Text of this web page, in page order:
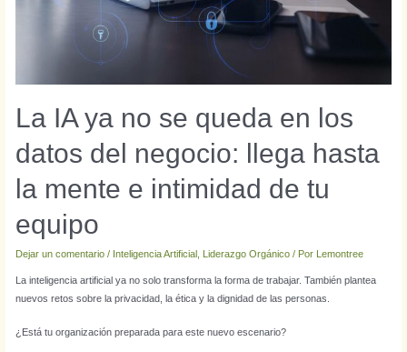
La IA ya no se queda en los
datos del negocio: llega hasta
la mente e intimidad de tu
equipo
Dejar un comentario / Inteligencia Artificial, Liderazgo Orgánico/ Por Lemontree
La inteligencia artificial ya no solo transforma la forma de trabajar. También plantea
nuevos retos sobre la privacidad, la ética y la dignidad de las personas.
¿Está tu organización preparada para este nuevo escenario?